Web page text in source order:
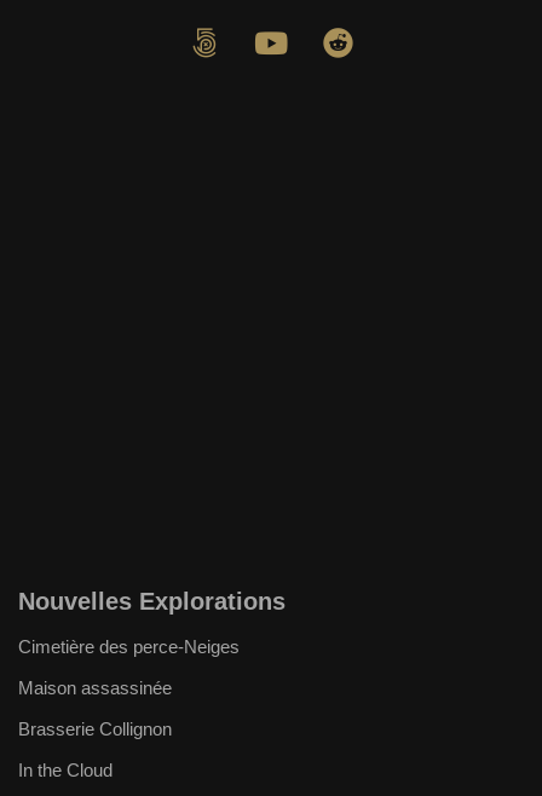
Nouvelles Explorations
Cimetière des perce-Neiges
Maison assassinée
Brasserie Collignon
In the Cloud